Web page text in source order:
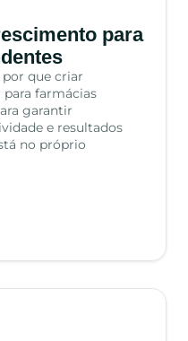
para
por que criar
farmácias
garantir
e resultados
no próprio